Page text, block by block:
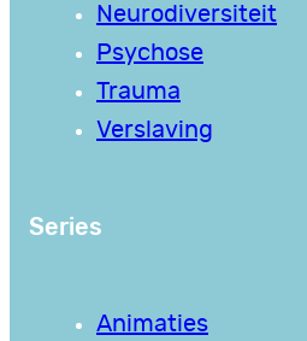
Neurodiversiteit
Psychose
Trauma
Verslaving
Series
Animaties